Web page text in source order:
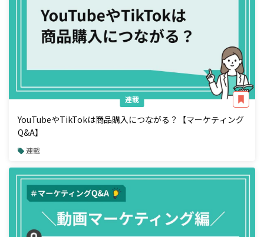
連載
YouTubeやTikTokは商品購入につながる？【マーケティング
Q&A】
連載